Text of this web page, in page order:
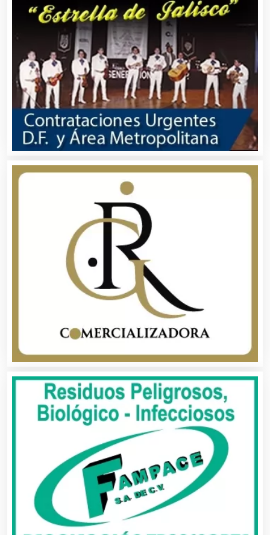
Asesoría Fiscal
Asilos
Asociaciones Civiles
Audio, Sonido e Iluminación
Audios para Eventos
Autobuses
Automóviles Nuevos y Usados
Autopartes Eléctricas
Balnearios
Bancos